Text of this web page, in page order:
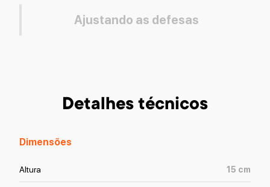
Ajustando as defesas
Detalhes técnicos
Dimensões
Altura 15 cm